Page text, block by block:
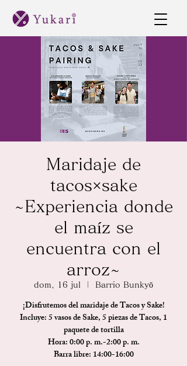
Maridaje de
tacos×sake
~Experiencia donde
el maíz se
encuentra con el
arroz~
dom, 16 jul Barrio Bunkyō
¡Disfrutemos del maridaje de Tacos y Sake!
Incluye: 5 vasos de Sake, 5 piezas de Tacos, 1
paquete de tortilla
Hora: 0:00 p. m.-2:00 p. m.
Barra libre: 14:00-16:00